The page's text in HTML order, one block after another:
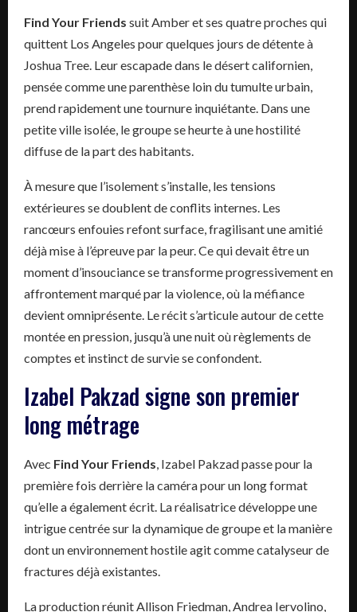
Find Your Friends suit Amber et ses quatre proches qui
quittent Los Angeles pour quelques jours de détente à
Joshua Tree. Leur escapade dans le désert californien,
pensée comme une parenthèse loin du tumulte urbain,
prend rapidement une tournure inquiétante. Dans une
petite ville isolée, le groupe se heurte à une hostilité
diffuse de la part des habitants.
À mesure que l’isolement s’installe, les tensions
extérieures se doublent de conflits internes. Les
rancœurs enfouies refont surface, fragilisant une amitié
déjà mise à l’épreuve par la peur. Ce qui devait être un
moment d’insouciance se transforme progressivement en
affrontement marqué par la violence, où la méfiance
devient omniprésente. Le récit s’articule autour de cette
montée en pression, jusqu’à une nuit où règlements de
comptes et instinct de survie se confondent.
Izabel Pakzad signe son premier
long métrage
Avec Find Your Friends , Izabel Pakzad passe pour la
première fois derrière la caméra pour un long format
qu’elle a également écrit. La réalisatrice développe une
intrigue centrée sur la dynamique de groupe et la manière
dont un environnement hostile agit comme catalyseur de
fractures déjà existantes.
La production réunit Allison Friedman, Andrea Iervolino,